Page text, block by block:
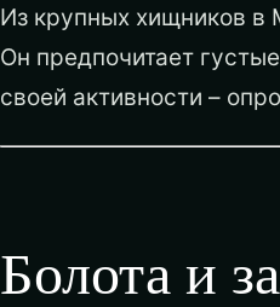
Из крупных хищников в
Он предпочитает
своей активности –
Болота и